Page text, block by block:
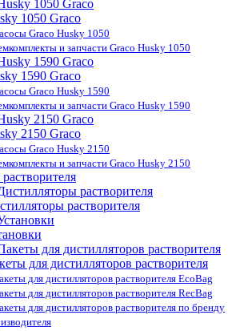
1050 Graco
Graco Husky 1050
и запчасти Graco Husky 1050
1590 Graco
Graco Husky 1590
и запчасти Graco Husky 1590
2150 Graco
Graco Husky 2150
и запчасти Graco Husky 2150
растворителя
для дистилляторов растворителя
для дистилляторов растворителя EcoBag
для дистилляторов растворителя RecBag
для дистилляторов растворителя по бренду